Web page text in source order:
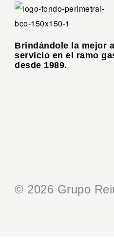
Brindándole la mejor
servicio en el ramo
desde 1989.
© 2026 Grupo